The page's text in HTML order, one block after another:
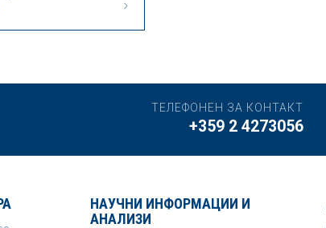
ТЕЛЕФОНЕН ЗА КОНТАКТ
+359 2 4273056
НАУЧНИ ИНФОРМАЦИИ И
АНАЛИЗИ